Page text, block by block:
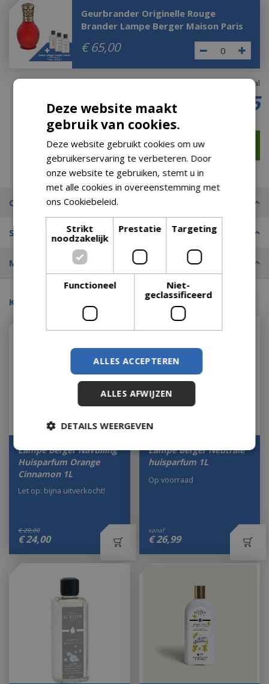
Geurbrander Originelle Rouge
Brander Lampe Berger Maison Paris
€ 65,00
Totaal
95
Omschrijving
Specificaties
Merk
Kijk ook eens naar:
Lampe Berger Navulling
Huisparfum Orange
Cinnamon 1L
€ 29,00
€24,00
Let op: bijna uitverkocht!
Lampe Berger Neutrale
huisparfum 1L
vanaf
€ 26,99
Op voorraad
Deze website maakt
gebruik van cookies.
Deze website gebruikt cookies om uw
gebruikerservaring te verbeteren. Door
onze website te gebruiken, stemt u in
met alle cookies in overeenstemming met
ons Cookiebeleid.
Strikt
noodzakelijk
Prestatie Targeting
Functioneel
Niet-
geclassificeerd
ALLES ACCEPTEREN
ALLES AFWIJZEN
DETAILS WEERGEVEN